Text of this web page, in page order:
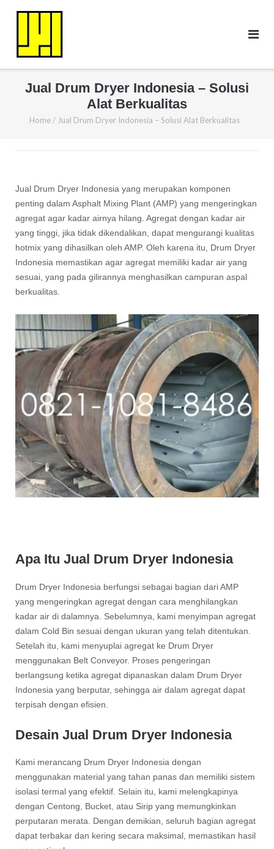
Jual Drum Dryer Indonesia – Solusi
Alat Berkualitas
Home/ Jual Drum Dryer Indonesia – Solusi Alat Berkualitas
Jual Drum Dryer Indonesia yang merupakan komponen
penting dalam Asphalt Mixing Plant (AMP) yang mengeringkan
agregat agar kadar airnya hilang. Agregat dengan kadar air
yang tinggi, jika tidak dikendalikan, dapat mengurangi kualitas
hotmix yang dihasilkan oleh AMP. Oleh karena itu, Drum Dryer
Indonesia memastikan agar agregat memiliki kadar air yang
sesuai, yang pada gilirannya menghasilkan campuran aspal
berkualitas.
Apa Itu Jual Drum Dryer Indonesia
Drum Dryer Indonesia berfungsi sebagai bagian dari AMP
yang mengeringkan agregat dengan cara menghilangkan
kadar air di dalamnya. Sebelumnya, kami menyimpan agregat
dalam Cold Bin sesuai dengan ukuran yang telah ditentukan.
Setelah itu, kami menyuplai agregat ke Drum Dryer
menggunakan Belt Conveyor. Proses pengeringan
berlangsung ketika agregat dipanaskan dalam Drum Dryer
Indonesia yang berputar, sehingga air dalam agregat dapat
terpisah dengan efisien.
Desain Jual Drum Dryer Indonesia
Kami merancang Drum Dryer Indonesia dengan
menggunakan material yang tahan panas dan memiliki sistem
isolasi termal yang efektif. Selain itu, kami melengkapinya
dengan Centong, Bucket, atau Sirip yang memungkinkan
perputaran merata. Dengan demikian, seluruh bagian agregat
dapat terbakar dan kering secara maksimal, memastikan hasil